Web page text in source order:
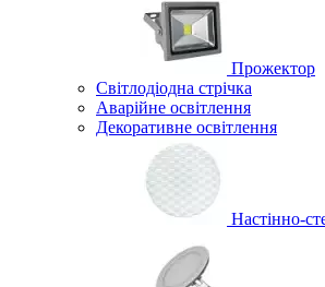
Прожектор
Світлодіодна стрічка
Аварійне освітлення
Декоративне освітлення
Настінно-